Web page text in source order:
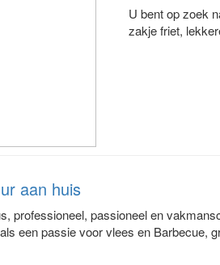
U bent op zoek
zakje friet,
aan huis
professioneel, passioneel en
een passie voor vlees en Barbecue,